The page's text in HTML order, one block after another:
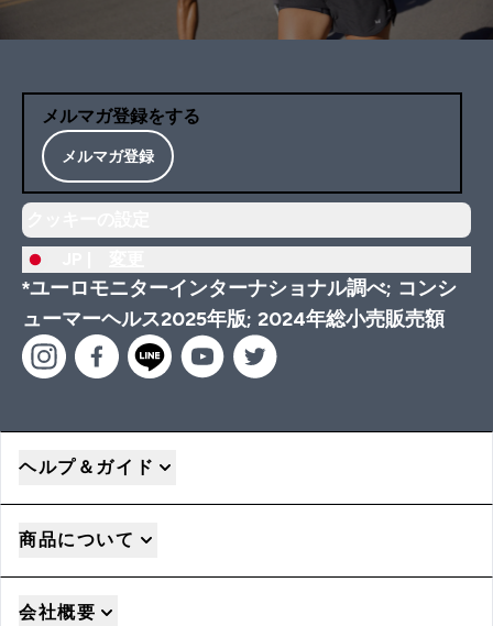
メルマガ登録をする
メルマガ登録
*ユーロモニターインターナショナル調べ; コンシ
ューマーヘルス2025年版; 2024年総小売販売額
ヘルプ＆ガイド
商品について
会社概要